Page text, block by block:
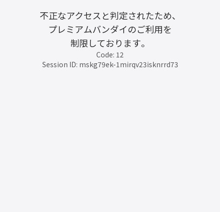
不正なアクセスと判定されたため、
プレミアムバンダイのご利用を
制限しております。
Code: 12
Session ID: mskg79ek-1mirqv23isknrrd73